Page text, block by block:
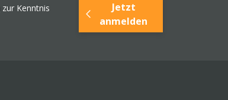
zur Kenntnis
Jetzt
anmelden